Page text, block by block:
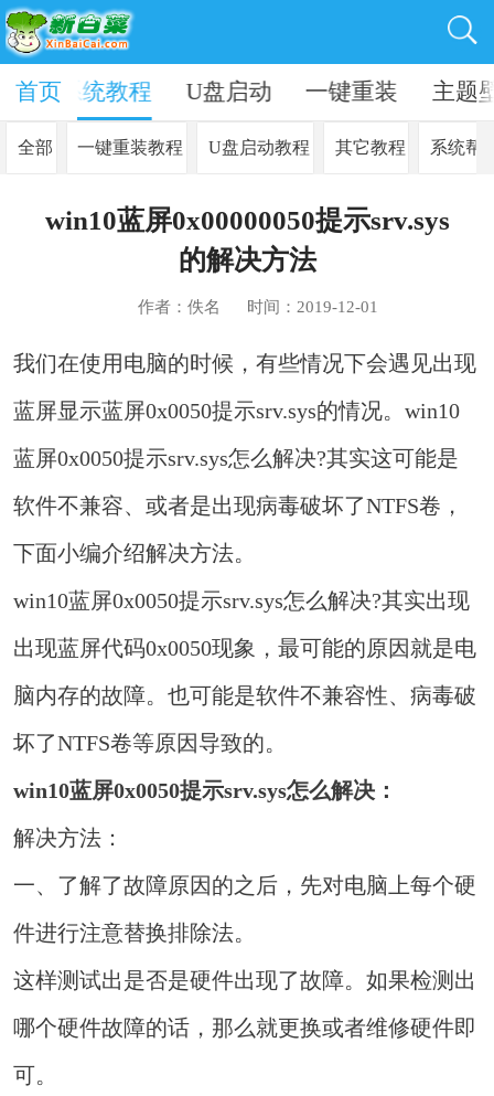
系统教程 U盘启动 一键重装 主题
首页
全部 一键重装教程 U盘启动教程 其它教程 系统帮
win10蓝屏0x00000050提示srv.sys
的解决方法
作者：佚名 时间：2019-12-01
我们在使用电脑的时候，有些情况下会遇见出现
蓝屏显示蓝屏0x0050提示srv.sys的情况。win10
蓝屏0x0050提示srv.sys怎么解决?其实这可能是
软件不兼容、或者是出现病毒破坏了NTFS卷，
下面小编介绍解决方法。
win10蓝屏0x0050提示srv.sys怎么解决?其实出现
出现蓝屏代码0x0050现象，最可能的原因就是电
脑内存的故障。也可能是软件不兼容性、病毒破
坏了NTFS卷等原因导致的。
win10蓝屏0x0050提示srv.sys怎么解决：
解决方法：
一、了解了故障原因的之后，先对电脑上每个硬
件进行注意替换排除法。
这样测试出是否是硬件出现了故障。如果检测出
哪个硬件故障的话，那么就更换或者维修硬件即
可。